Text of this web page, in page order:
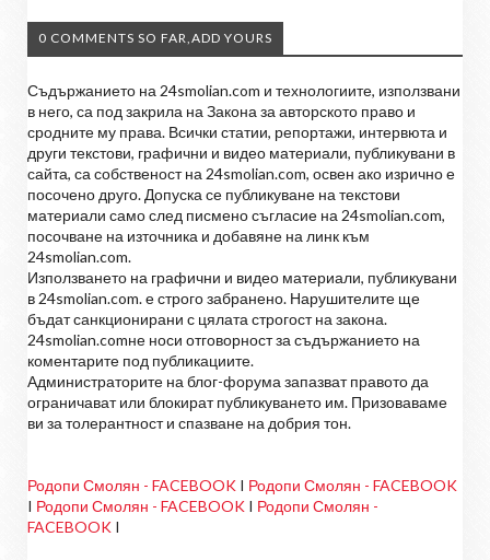
0 COMMENTS SO FAR,ADD YOURS
Съдържанието на 24smolian.com и технологиите, използвани
в него, са под закрила на Закона за авторското право и
сродните му права. Всички статии, репортажи, интервюта и
други текстови, графични и видео материали, публикувани в
сайта, са собственост на 24smolian.com, освен ако изрично е
посочено друго. Допуска се публикуване на текстови
материали само след писмено съгласие на 24smolian.com,
посочване на източника и добавяне на линк към
24smolian.com.
Използването на графични и видео материали, публикувани
в 24smolian.com. е строго забранено. Нарушителите ще
бъдат санкционирани с цялата строгост на закона.
24smolian.comне носи отговорност за съдържанието на
коментарите под публикациите.
Администраторите на блог-форума запазват правото да
ограничават или блокират публикуването им. Призоваваме
ви за толерантност и спазване на добрия тон.
Родопи Смолян - FACEBOOK I Родопи Смолян - FACEBOOK
I Родопи Смолян - FACEBOOK I Родопи Смолян -
FACEBOOK I